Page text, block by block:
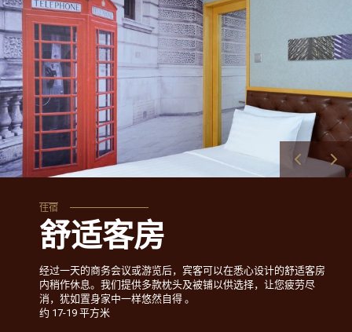
住宿
舒适客房
经过一天的商务会议或游览后，宾客可以在悉心设计的舒适客房
内稍作休息。我们提供多款枕头及被铺以供选择，让您疲劳尽
消，犹如置身家中一样悠然自得 。
约 17-19 平方米